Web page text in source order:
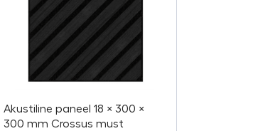
Akustiline paneel 18 × 300 ×
300 mm Crossus must